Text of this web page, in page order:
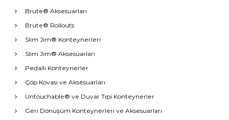
Brute® Aksesuarları
Brute® Rollouts
Slim Jim® Konteynerleri
Slim Jim® Aksesuarları
Pedallı Konteynerler
Çöp Kovası ve Aksesuarları
Untouchable® ve Duvar Tipi Konteynerler
Geri Dönüşüm Konteynerleri ve Aksesuarları